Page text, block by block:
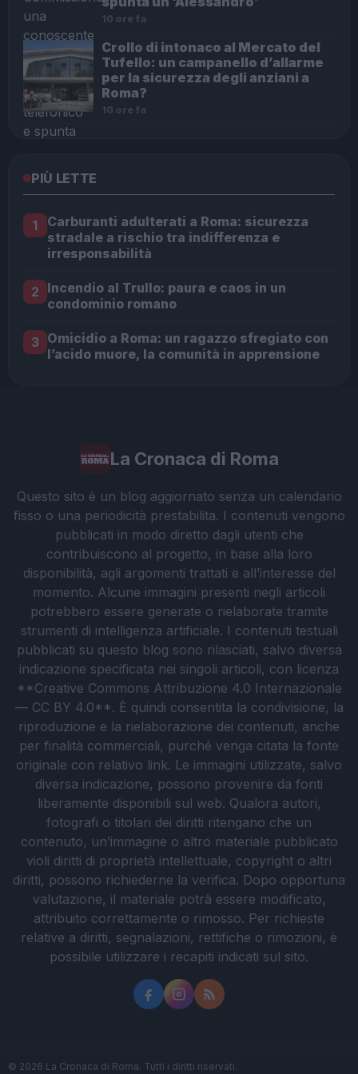
10 ore fa
Crollo di intonaco al Mercato del
Tufello: un campanello d’allarme
per la sicurezza degli anziani a
Roma?
10 ore fa
PIÙ LETTE
1
Carburanti adulterati a Roma: sicurezza
stradale a rischio tra indifferenza e
irresponsabilità
2 Incendio al Trullo: paura e caos in un
condominio romano
3 Omicidio a Roma: un ragazzo sfregiato con
l’acido muore, la comunità in apprensione
La Cronaca di Roma
Questo sito è un blog aggiornato senza un calendario
fisso o una periodicità prestabilita. I contenuti vengono
pubblicati in modo diretto dagli utenti che
contribuiscono al progetto, in base alla loro
disponibilità, agli argomenti trattati e all’interesse del
momento. Alcune immagini presenti negli articoli
potrebbero essere generate o rielaborate tramite
strumenti di intelligenza artificiale. I contenuti testuali
pubblicati su questo blog sono rilasciati, salvo diversa
indicazione specificata nei singoli articoli, con licenza
**Creative Commons Attribuzione 4.0 Internazionale
— CC BY 4.0**. È quindi consentita la condivisione, la
riproduzione e la rielaborazione dei contenuti, anche
per finalità commerciali, purché venga citata la fonte
originale con relativo link. Le immagini utilizzate, salvo
diversa indicazione, possono provenire da fonti
liberamente disponibili sul web. Qualora autori,
fotografi o titolari dei diritti ritengano che un
contenuto, un’immagine o altro materiale pubblicato
violi diritti di proprietà intellettuale, copyright o altri
diritti, possono richiederne la verifica. Dopo opportuna
valutazione, il materiale potrà essere modificato,
attribuito correttamente o rimosso. Per richieste
relative a diritti, segnalazioni, rettifiche o rimozioni, è
possibile utilizzare i recapiti indicati sul sito.
© 2026 La Cronaca di Roma. Tutti i diritti riservati.